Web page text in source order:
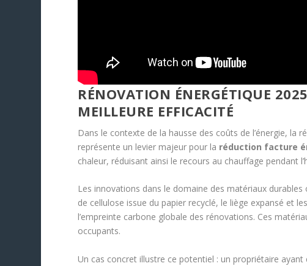
RÉNOVATION ÉNERGÉTIQUE
MEILLEURE EFFICACITÉ
Dans le contexte de la hausse des coûts de l’énergie, la
représente un levier majeur pour la réduction facture
chaleur, réduisant ainsi le recours au chauffage pendant
Les innovations dans le domaine des matériaux
de cellulose issue du papier recyclé, le liège expansé et
l’empreinte carbone globale des rénovations. Ces
occupants.
Un cas concret illustre ce potentiel : un propriétaire